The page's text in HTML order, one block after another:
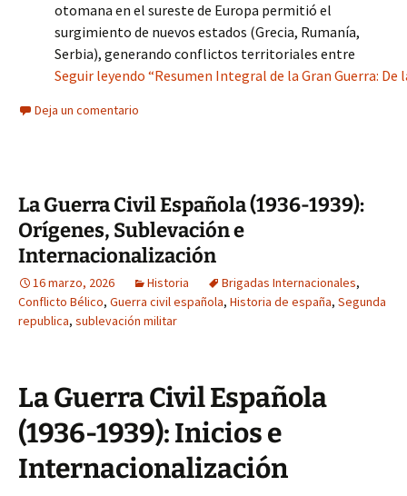
otomana en el sureste de Europa permitió el
surgimiento de nuevos estados (Grecia, Rumanía,
Serbia), generando conflictos territoriales entre
Seguir leyendo “Resumen Integral de la Gran Guerra: De
Deja un comentario
La Guerra Civil Española (1936-1939):
Orígenes, Sublevación e
Internacionalización
16 marzo, 2026 Historia Brigadas Internacionales,
Conflicto Bélico, Guerra civil española, Historia de españa, Segunda
republica, sublevación militar
La Guerra Civil Española
(1936-1939): Inicios e
Internacionalización